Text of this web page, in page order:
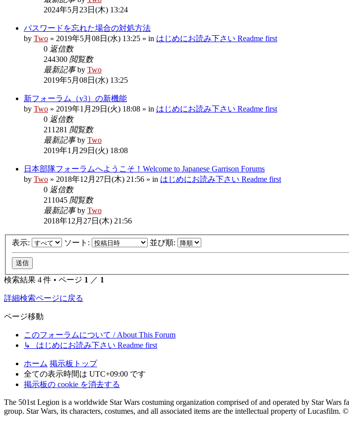
2024年5月23日(木) 13:24
パスワードを忘れた場合の対処方法
by Two » 2019年5月08日(水) 13:25 » in はじめにお読み下さい Readme first
0 返信数
244300 閲覧数
最新記事by Two
2019年5月08日(水) 13:25
新フォーラム（v3）の新機能
by Two » 2019年1月29日(火) 18:08 » in はじめにお読み下さい Readme first
0 返信数
211281 閲覧数
最新記事by Two
2019年1月29日(火) 18:08
日本部隊フォーラムへようこそ！Welcome to Japanese Garrison Forums
by Two » 2018年12月27日(木) 21:56 » in はじめにお読み下さい Readme first
0 返信数
211045 閲覧数
最新記事by Two
2018年12月27日(木) 21:56
表示: ソート: 並び順:
検索結果 4 件 • ページ 1 ／ 1
詳細検索ページに戻る
ページ移動
このフォーラムについて / About This Forum
↳ はじめにお読み下さい Readme first
ホーム 掲示板トップ
全ての表示時間は UTC+09:00 です
掲示板の cookie を消去する
The 501st Legion is a worldwide Star Wars costuming organization comprised of and operated by Star
group. Star Wars, its characters, costumes, and all associated items are the intellectual property of